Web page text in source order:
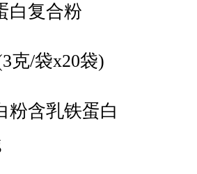
白复合粉
克/袋x20袋)
粉含乳铁蛋白